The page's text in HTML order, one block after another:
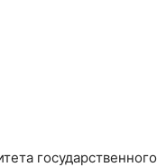
государственного